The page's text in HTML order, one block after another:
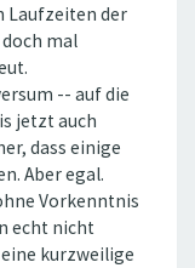
Laufzeiten der
mal
-- auf die
jetzt auch
dass einige
Aber egal.
Vorkenntnis
echt nicht
kurzweilige